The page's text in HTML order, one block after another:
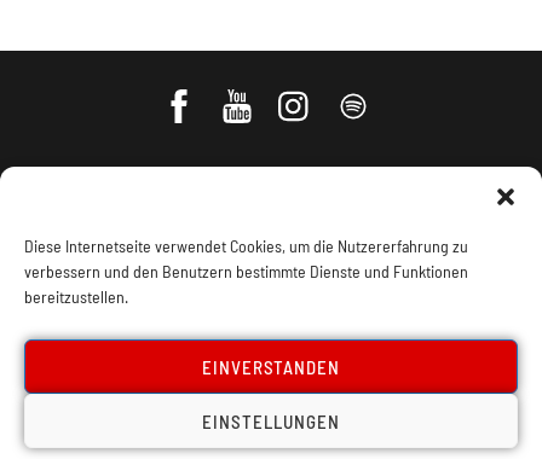
Diese Internetseite verwendet Cookies, um die Nutzererfahrung zu
verbessern und den Benutzern bestimmte Dienste und Funktionen
bereitzustellen.
EINVERSTANDEN
EINSTELLUNGEN
Impressum, Offenlegung Cookie Policy
Datenschutz Kontakt